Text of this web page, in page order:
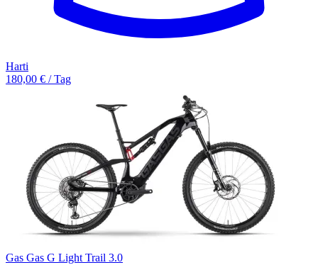
Harti
180,00 € / Tag
Gas Gas G Light Trail 3.0